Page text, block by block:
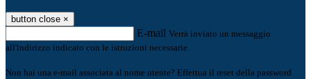
button close ×
E-mail Verrà inviato un messaggio
all'indirizzo indicato con le istruzioni necessarie.
Non hai una e-mail associata al nome utente? Effettua il reset della password